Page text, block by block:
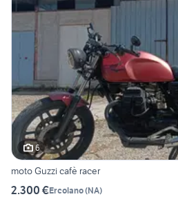
6
moto Guzzi cafè racer
2.300 €Ercolano(NA)